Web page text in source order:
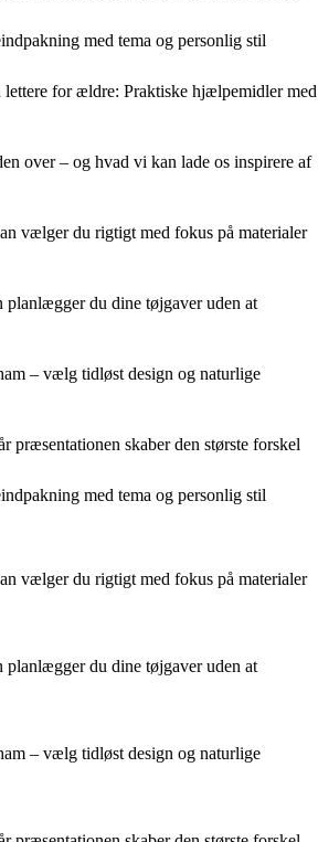
med tema og personlig stil
lettere for ældre: Praktiske hjælpemidler med
over – og hvad vi kan lade os inspirere af
vælger du rigtigt med fokus på materialer
planlægger du dine tøjgaver uden at
– vælg tidløst design og naturlige
præsentationen skaber den største forskel
med tema og personlig stil
vælger du rigtigt med fokus på materialer
planlægger du dine tøjgaver uden at
– vælg tidløst design og naturlige